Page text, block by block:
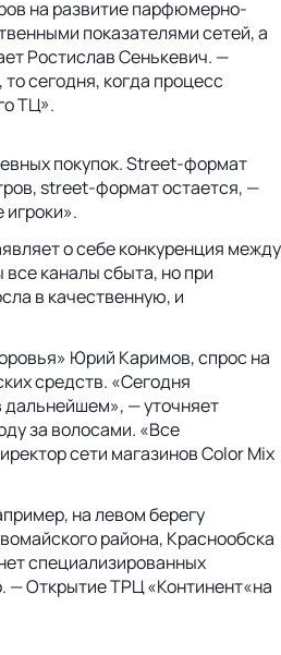
на развитие парфюмерно-
показателями сетей, а
Ростислав Сенькевич. —
сегодня, когда процесс
ТЦ».
покупок. Street-формат
street-формат остается, —
о себе конкуренция между
каналы сбыта, но при
в качественную, и
Юрий Каримов, спрос на
средств. «Сегодня
дальнейшем», — уточняет
за волосами. «Все
сети магазинов Color Mix
на левом берегу
района, Краснообска
специализированных
— Открытие ТРЦ «Континент«на